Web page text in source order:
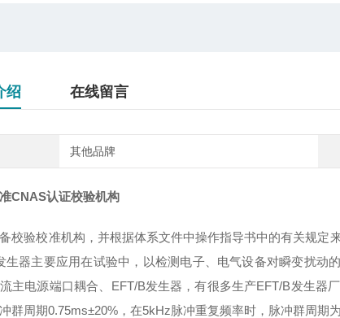
绍 在线留言
其他品牌
CNAS认证校验机构
校验校准机构，并根据体系文件中操作指导书中的有关规
生器主要应用在试验中，以检测电子、电气设备对瞬变扰动
主电源端口耦合、EFT/B发生器，有很多生产EFT/B发生器
群周期0.75ms±20%，在5kHz脉冲重复频率时，脉冲群周期为